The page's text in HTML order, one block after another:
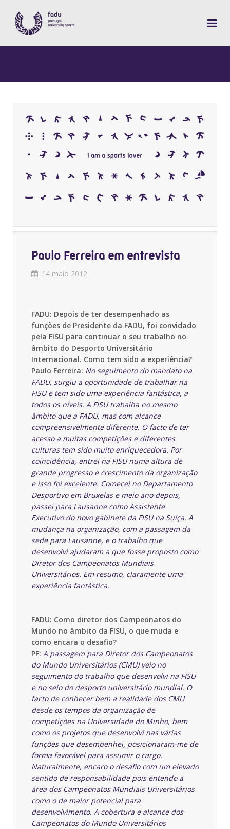
Paulo Ferreira em entrevista
14 maio 2012
FADU: Depois de ter desempenhado as
funções de Presidente da FADU, foi convidado
pela FISU para continuar o seu trabalho no
âmbito do Desporto Universitário
Internacional. Como tem sido a experiência?
Paulo Ferreira: No seguimento do mandato na
FADU, surgiu a oportunidade de trabalhar na
FISU e tem sido uma experiência fantástica, a
todos os níveis. A FISU trabalha no mesmo
âmbito que a FADU, mas com alcance
compreensivelmente diferente. O facto de ter
acesso a muitas competições e diferentes
culturas tem sido muito enriquecedora. Por
coincidência, entrei na FISU numa altura de
grande progresso e crescimento da organização
e isso foi excelente. Comecei no Departamento
Desportivo em Bruxelas e meio ano depois,
passei para Lausanne como Assistente
Executivo do novo gabinete da FISU na Suíça. A
mudança na organização, com a passagem da
sede para Lausanne, e o trabalho que
desenvolvi ajudaram a que fosse proposto como
Diretor dos Campeonatos Mundiais
Universitários. Em resumo, claramente uma
experiência fantástica.
FADU: Como diretor dos Campeonatos do
Mundo no âmbito da FISU, o que muda e
como encara o desafio?
PF: A passagem para Diretor dos Campeonatos
do Mundo Universitários (CMU) veio no
seguimento do trabalho que desenvolvi na FISU
e no seio do desporto universitário mundial. O
facto de conhecer bem a realidade dos CMU
desde os tempos da organização de
competições na Universidade do Minho, bem
como os projetos que desenvolvi nas várias
funções que desempenhei, posicionaram-me de
forma favorável para assumir o cargo.
Naturalmente, encaro o desafio com um elevado
sentido de responsabilidade pois entendo a
área dos Campeonatos Mundiais Universitários
como o de maior potencial para
desenvolvimento. A cobertura e alcance dos
Campeonatos do Mundo Universitários